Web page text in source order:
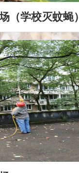
（学校灭蚊蝇）